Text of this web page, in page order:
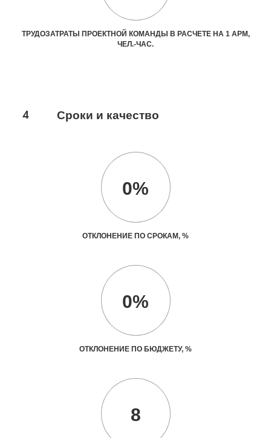
ТРУДОЗАТРАТЫ ПРОЕКТНОЙ КОМАНДЫ В РАСЧЕТЕ НА 1 АРМ,
ЧЕЛ.-ЧАС.
4 Сроки и качество
0%
ОТКЛОНЕНИЕ ПО СРОКАМ, %
0%
ОТКЛОНЕНИЕ ПО БЮДЖЕТУ, %
8